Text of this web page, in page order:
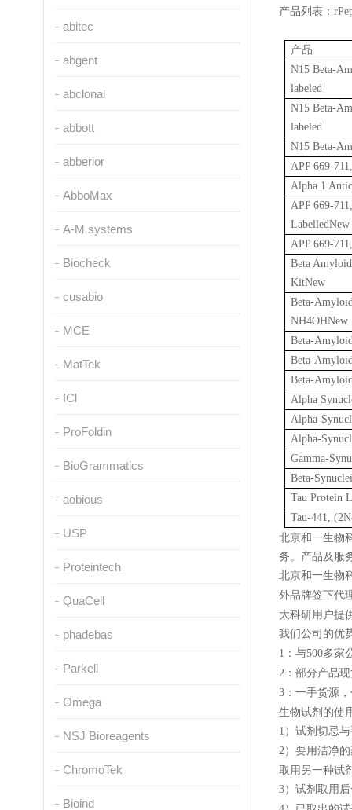
abitec
abgent
abclonal
abbott
abberior
AbboMax
A-M systems
Biocheck
cusabio
MCE
MatTek
ICl
ProFoldin
BioGrammatics
aobious
USP
Proteintech
QuaCell
phadebas
Parkell
Omega
NSJ Bioreagents
ChromoTek
Bioind
产品列表：
产品
N15 Beta-
labeled
N15 Beta-
labeled
N15 Beta-
APP 669-
Alpha 1
APP 669-
LabelledNew
APP 669-
Beta
KitNew
Beta-
NH4OHNew
Beta-
Beta-
Beta-
Alpha
Alpha-
Alpha-
Gamma-
Beta-
Tau Protein
Tau-441,
北京和一生物
务。产品及服
北京和一生物
外品牌签下代
大科研用户提
我们公司的优
1 ：与500多家
2 ：部分产品
3 ：一手货源
生物试剂的使
1 ）试剂切忌
2）要用洁净
取用另一种试
3）试剂取用